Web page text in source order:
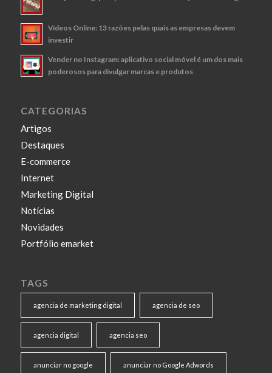
Vídeos Online: 13 razões pelas quais as empresas devem
investir
Vender no Instagram: aplicativo social móvel é um dos mais
poderosos para divulgar marcas e produtos
CATEGORIAS
Artigos
Destaques
E-commerce
Internet
Marketing Digital
Notícias
Novidades
Portfólio emarket
TAGS
agencia de marketing digital agencia de seo
agencia digital agencia seo
anunciar no google anunciar no Google Adwords